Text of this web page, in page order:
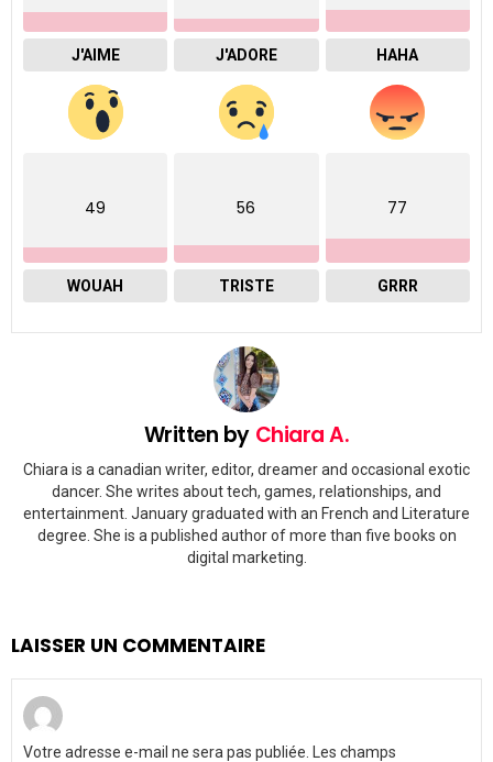
J'AIME J'ADORE HAHA
49
WOUAH
56
TRISTE
77
GRRR
Written by Chiara A.
Chiara is a canadian writer, editor, dreamer and occasional exotic
dancer. She writes about tech, games, relationships, and
entertainment. January graduated with an French and Literature
degree. She is a published author of more than five books on
digital marketing.
LAISSER UN COMMENTAIRE
Votre adresse e-mail ne sera pas publiée.
Les champs